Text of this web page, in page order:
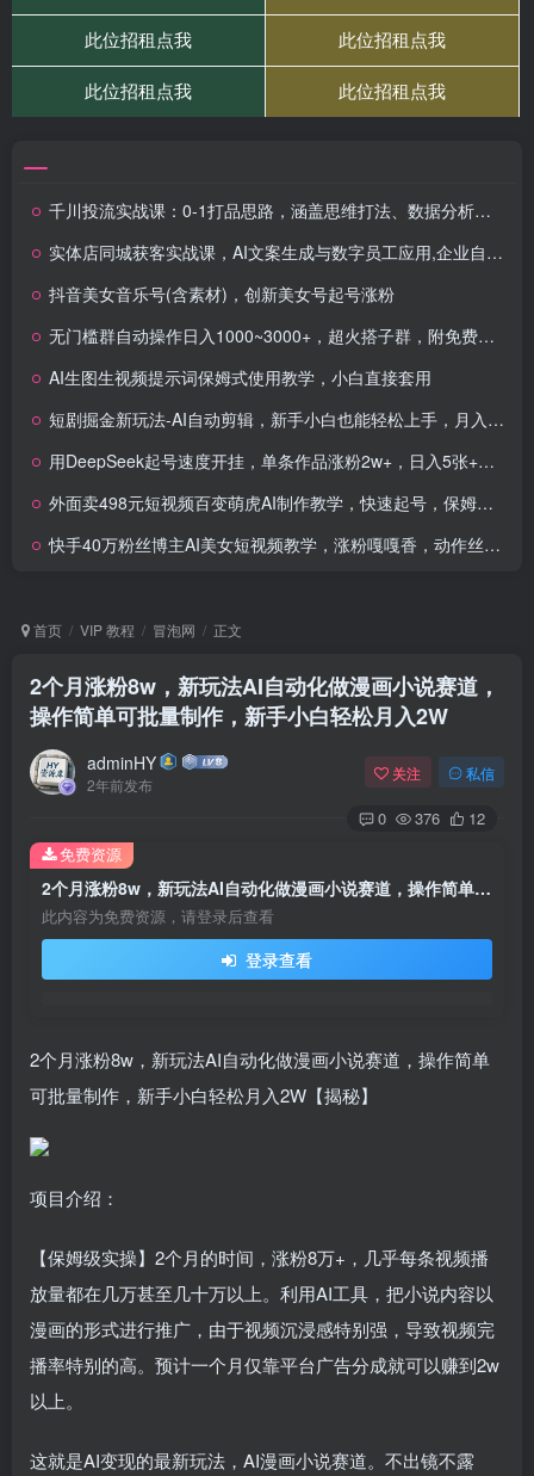
千川投流实战课：0-1打品思路，涵盖思维打法、数据分析与人群包实操教学
实体店同城获客实战课，AI文案生成与数字员工应用,企业自动化流程搭建指南
抖音美女音乐号(含素材)，创新美女号起号涨粉
无门槛群自动操作日入1000~3000+，超火搭子群，附免费后台支持
AI生图生视频提示词保姆式使用教学，小白直接套用
短剧掘金新玩法-AI自动剪辑，新手小白也能轻松上手，月入千元！
用DeepSeek起号速度开挂，单条作品涨粉2w+，日入5张+的暴利玩法
外面卖498元短视频百变萌虎AI制作教学，快速起号，保姆级教程
快手40万粉丝博主AI美女短视频教学，涨粉嘎嘎香，动作丝滑流畅，吃遍各大平台流量
首页 VIP 教程 冒泡网 正文
2个月涨粉8w，新玩法AI自动化做漫画小说赛道，
操作简单可批量制作，新手小白轻松月入2W
adminHY
2年前发布
关注 私信
0 376 12
2个月涨粉8w，新玩法AI自动化做漫画小说赛道，操作简单可批量制作，新手小白轻松月入2W
此内容为免费资源，请登录后查看
登录查看
免费资源
2个月涨粉8w，新玩法AI自动化做漫画小说赛道，操作简单
可批量制作，新手小白轻松月入2W【揭秘】
项目介绍：
【保姆级实操】2个月的时间，涨粉8万+，几乎每条视频播
放量都在几万甚至几十万以上。利用AI工具，把小说内容以
漫画的形式进行推广，由于视频沉浸感特别强，导致视频完
播率特别的高。预计一个月仅靠平台广告分成就可以赚到2w
以上。
这就是AI变现的最新玩法，AI漫画小说赛道。不出镜不露